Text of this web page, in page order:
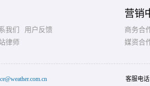
我们
用户反馈
律师
营销
商务合
媒资合
客服电